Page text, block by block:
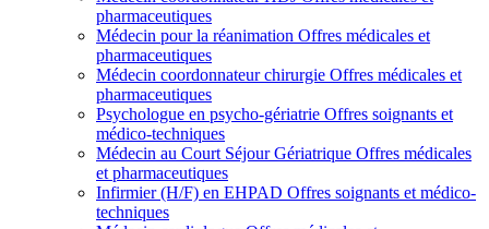
pharmaceutiques
Médecin pour la réanimation Offres médicales et
pharmaceutiques
Médecin coordonnateur chirurgie Offres médicales et
pharmaceutiques
Psychologue en psycho-gériatrie Offres soignants et
médico-techniques
Médecin au Court Séjour Gériatrique Offres médicales
et pharmaceutiques
Infirmier (H/F) en EHPAD Offres soignants et médico-
techniques